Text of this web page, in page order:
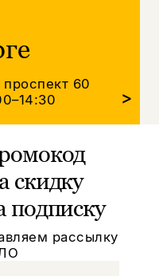
60
>
скидку
подписку
рассылку